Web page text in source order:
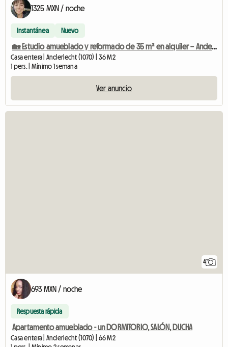
1325 MXN / noche
Instantánea Nuevo
🏡 Estudio amueblado y reformado de 35 m² en alquiler – Anderlecht
Casa entera | Anderlecht (1070) | 36 M2
1 pers. | Mínimo 1 semana
Ver anuncio
4
693 MXN / noche
Respuesta rápida
Apartamento amueblado - un DORMITORIO, SALÓN, DUCHA
Casa entera | Anderlecht (1070) | 66 M2